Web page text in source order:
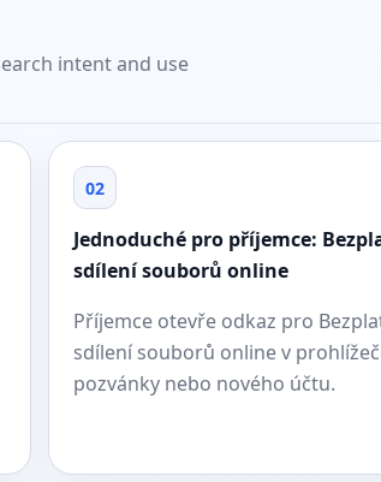
intent and use
02
Jednoduché pro příjemce:
sdílení souborů online
Příjemce otevře odkaz pro
sdílení souborů online v
pozvánky nebo nového účtu.